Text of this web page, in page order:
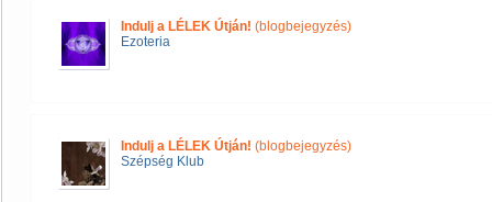
Indulj a LÉLEK Útján! (blogbejegyzés)
Ezoteria
Indulj a LÉLEK Útján! (blogbejegyzés)
Szépség Klub